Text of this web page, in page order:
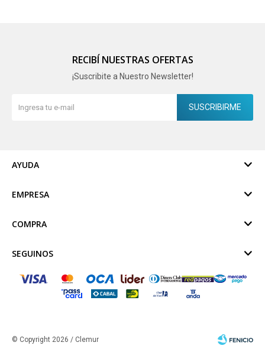
RECIBÍ NUESTRAS OFERTAS
¡Suscribite a Nuestro Newsletter!
SUSCRIBIRME
AYUDA
EMPRESA
COMPRA
SEGUINOS
© Copyright 2026 / Clemur